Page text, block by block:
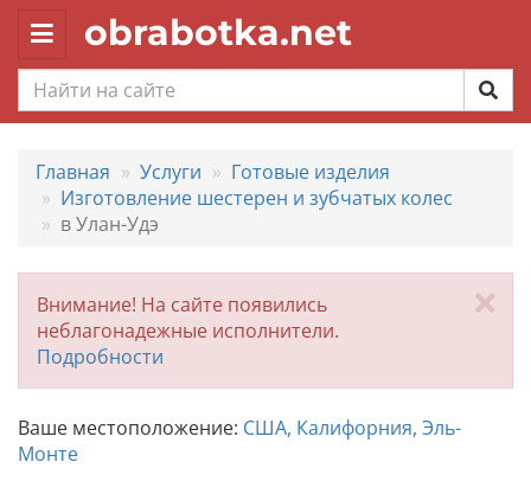
Toggle
navigation
obrabotka.net
Главная Услуги
Готовые изделия
Изготовление шестерен и зубчатых колес
в Улан-Удэ
Внимание! На сайте появились
неблагонадежные исполнители.
Подробности
Ваше местоположение: США, Калифорния, Эль-
Монте